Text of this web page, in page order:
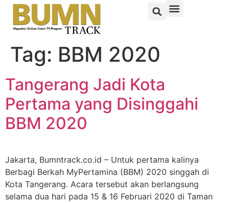
Tag: BBM 2020
Tangerang Jadi Kota
Pertama yang Disinggahi
BBM 2020
Jakarta, Bumntrack.co.id – Untuk pertama kalinya
Berbagi Berkah MyPertamina (BBM) 2020 singgah di
Kota Tangerang. Acara tersebut akan berlangsung
selama dua hari pada 15 & 16 Februari 2020 di Taman